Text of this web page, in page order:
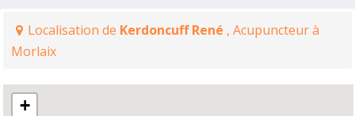
Localisation de Kerdoncuff René , Acupuncteur à
Morlaix
+